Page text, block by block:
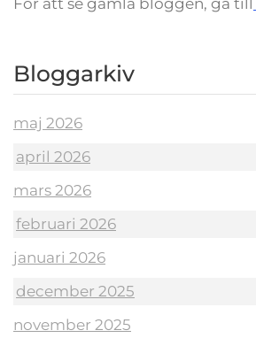
Bloggarkiv
maj 2026
april 2026
mars 2026
februari 2026
januari 2026
december 2025
november 2025